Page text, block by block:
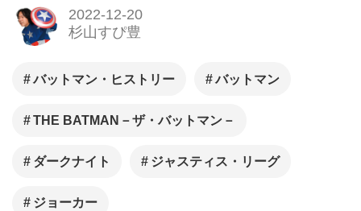
2022-12-20
杉山すぴ豊
バットマン・ヒストリー バットマン
THE BATMAN－ザ・バットマン－
ダークナイト ジャスティス・リーグ
ジョーカー